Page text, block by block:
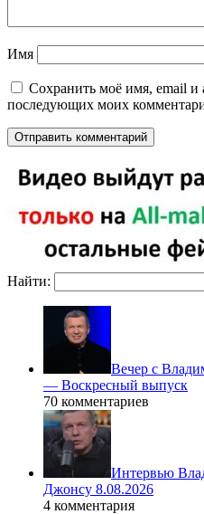
Имя
Сохранить моё имя, email и
последующих моих
Найти:
Вечер с
— Воскресный выпуск
70 комментариев
Интервью
Джонсу 8.08.2026
4 комментария